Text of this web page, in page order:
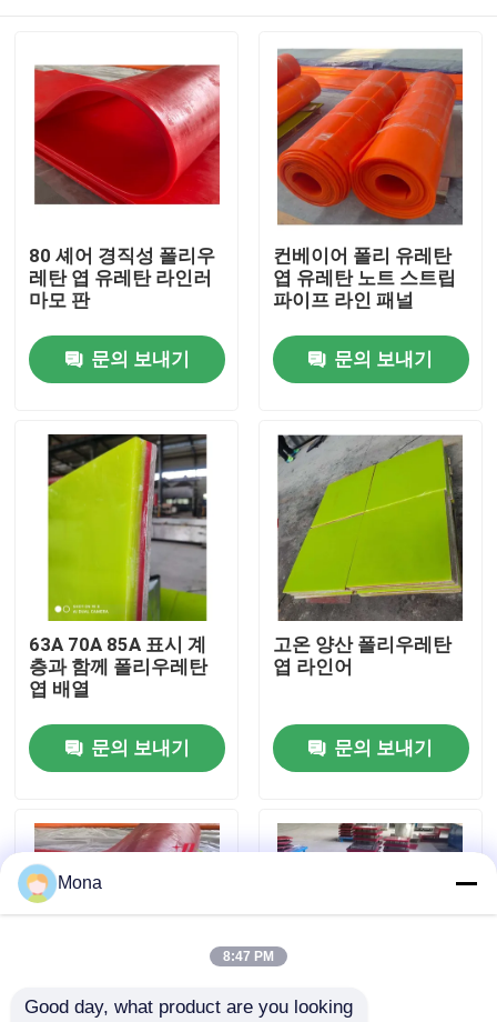
홈
제품 소개
동영상
공장 투어
품질 관리
뉴스
알루미나 세라믹 라이너
80 셰어 경직성 폴리우
레탄 엽 유레탄 라인러
마모 판
문의 보내기
컨베이어 폴리 유레탄
엽 유레탄 노트 스트립
파이프 라인 패널
문의 보내기
63A 70A 85A 표시 계
층과 함께 폴리우레탄
엽 배열
문의 보내기
고온 양산 폴리우레탄
엽 라인어
문의 보내기
Mona
8:47 PM
Good day, what product are you looking